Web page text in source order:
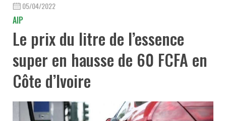
05/04/2022
AIP
Le prix du litre de l’essence
super en hausse de 60 FCFA en
Côte d’Ivoire